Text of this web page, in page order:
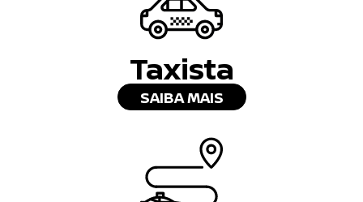
Taxista
SAIBA MAIS